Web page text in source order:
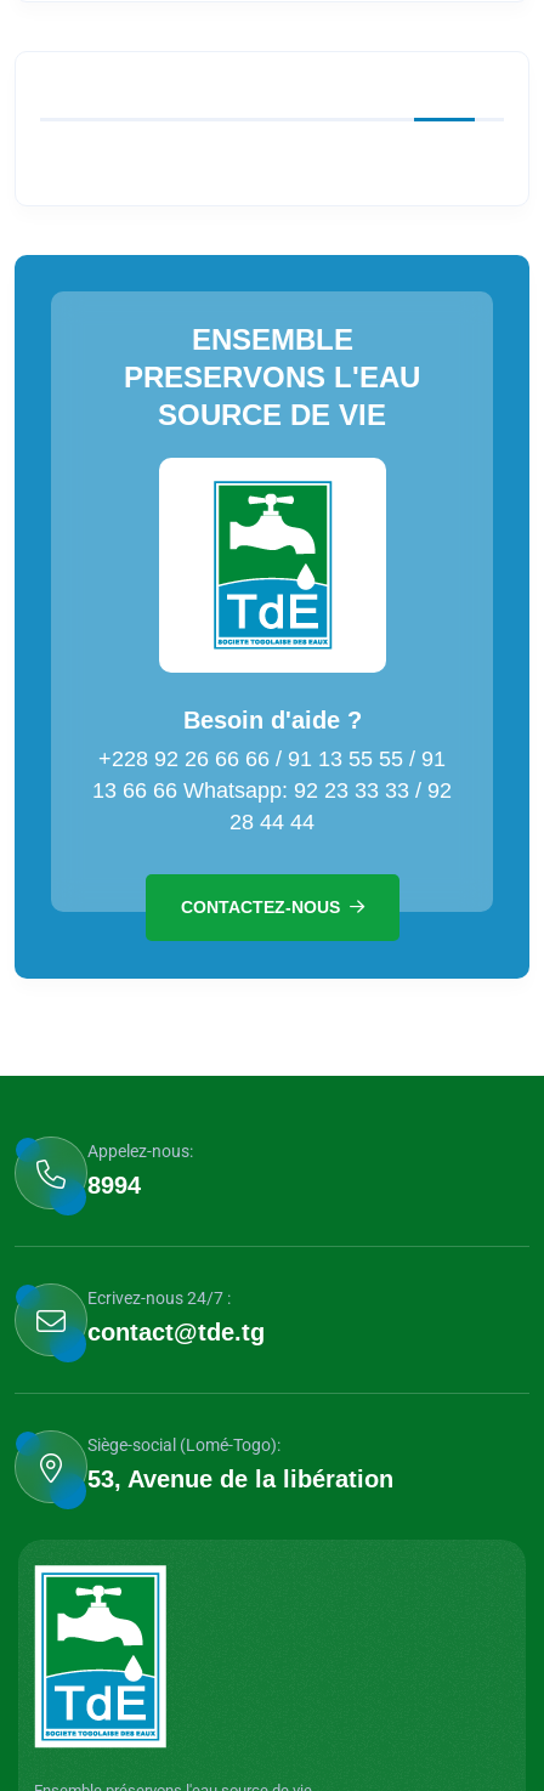
ENSEMBLE
PRESERVONS L'EAU
SOURCE DE VIE
Besoin d'aide ?
+228 92 26 66 66 / 91 13 55 55 / 91
13 66 66 Whatsapp: 92 23 33 33 / 92
28 44 44
CONTACTEZ-NOUS
Appelez-nous:
8994
Ecrivez-nous 24/7 :
contact@tde.tg
Siège-social (Lomé-Togo):
53, Avenue de la libération